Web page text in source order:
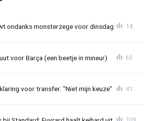
ondanks monsterzege voor dinsdag 14
voor Barça (een beetje in mineur) 60
voor transfer: "Niet mijn keuze" 41